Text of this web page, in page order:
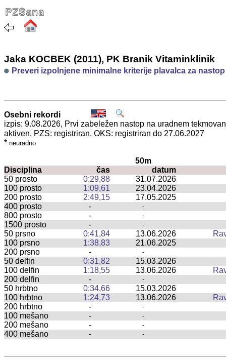
Jaka KOCBEK (2011), PK Branik Vitaminklinik
Preveri izpolnjene minimalne kriterije plavalca za
Osebni rekordi
izpis: 9.08.2026, Prvi zabeležen nastop na uradnem
aktiven, PZS: registriran, OKS: registriran do 27.06.2027
* neuradno
50m
Disciplina
čas
datum
50 prosto
0:29,88
31.07.2026
100 prosto
1:09,61
23.04.2026
200 prosto
2:49,15
17.05.2025
400 prosto
- -
800 prosto - -
1500 prosto - -
50 prsno 0:41,84 13.06.2026
100 prsno
1:38,83
21.06.2025
200 prsno
- -
50 delfin 0:31,82
15.03.2026
100 delfin
1:18,55 13.06.2026
200 delfin
- -
50 hrbtno 0:34,66
15.03.2026
100 hrbtno
1:24,73 13.06.2026
200 hrbtno
- -
100 mešano - -
200 mešano - -
400 mešano - -